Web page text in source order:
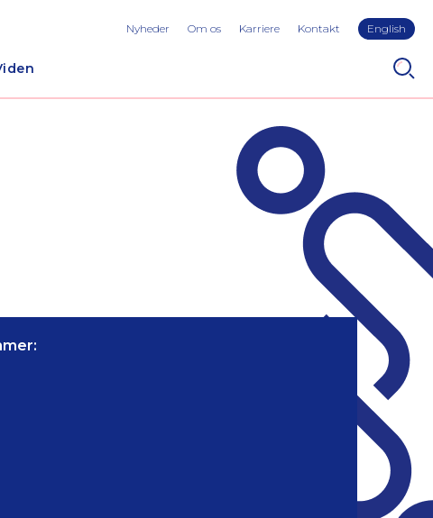
Nyheder Om os Karriere Kontakt English